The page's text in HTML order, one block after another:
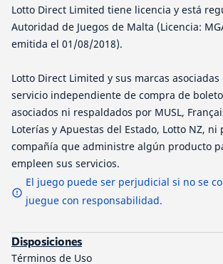
Lotto Direct Limited tiene licencia y está
Autoridad de Juegos de Malta (Licencia:
emitida el 01/08/2018).
Lotto Direct Limited y sus marcas
servicio independiente de compra de
asociados ni respaldados por MUSL,
Loterías y Apuestas del Estado, Lotto NZ,
compañía que administre algún producto
empleen sus servicios.
El juego puede ser perjudicial si no se
juegue con responsabilidad.
Disposiciones
Términos de Uso